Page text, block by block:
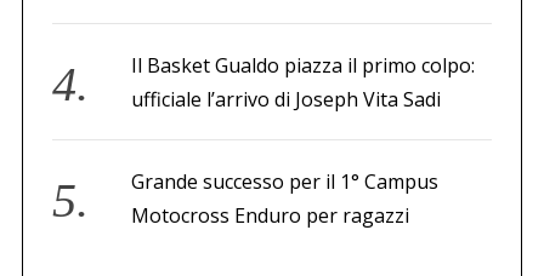
Il Basket Gualdo piazza il primo colpo:
ufficiale l’arrivo di Joseph Vita Sadi
Grande successo per il 1° Campus
Motocross Enduro per ragazzi